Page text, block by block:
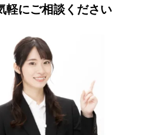
軽にご相談ください